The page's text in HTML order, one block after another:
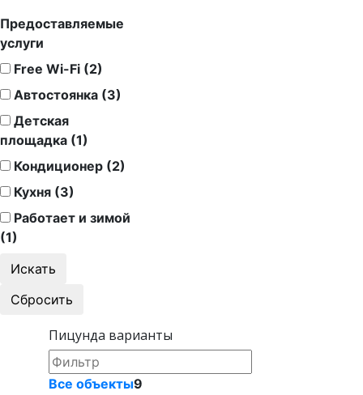
Предоставляемые
услуги
Free Wi-Fi (2)
Автостоянка (3)
Детская
площадка (1)
Кондиционер (2)
Кухня (3)
Работает и зимой
(1)
Пицунда варианты
Все объекты9